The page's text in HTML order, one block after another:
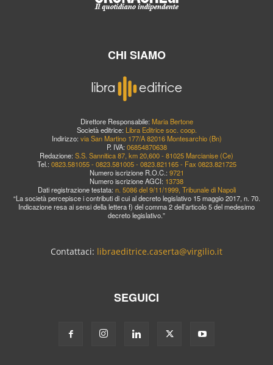
CHI SIAMO
Direttore Responsabile: Maria Bertone
Società editrice: Libra Editrice soc. coop.
Indirizzo: via San Martino 177/A 82016 Montesarchio (Bn)
P. IVA: 06854870638
Redazione: S.S. Sannitica 87, km 20,600 - 81025 Marcianise (Ce)
Tel.: 0823.581055 - 0823.581005 - 0823.821165 - Fax 0823.821725
Numero iscrizione R.O.C.: 9721
Numero iscrizione AGCI: 13738
Dati registrazione testata: n. 5086 del 9/11/1999, Tribunale di Napoli
“La società percepisce i contributi di cui al decreto legislativo 15 maggio 2017, n. 70.
Indicazione resa ai sensi della lettera f) del comma 2 dell’articolo 5 del medesimo
decreto legislativo.”
Contattaci: libraeditrice.caserta@virgilio.it
SEGUICI